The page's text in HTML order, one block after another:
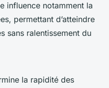
influence notamment la
permettant d’atteindre
sans ralentissement du
la rapidité des